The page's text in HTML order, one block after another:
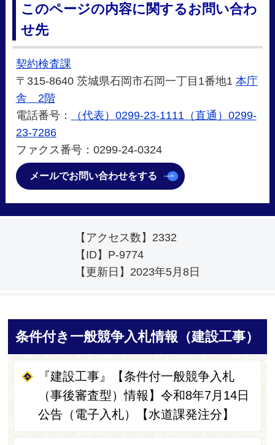
このページの内容に関するお問い合わ
せ先
契約検査課
〒315-8640 茨城県石岡市石岡一丁目1番地1 本庁
舎 2階
電話番号：
（代表）0299-23-1111（直通）0299-
23-7286
ファクス番号：0299-24-0324
メールでお問い合わせをする
【アクセス数】 2332
【ID】 P-9774
【更新日】 2023年5月8日
条件付き一般競争入札情報（建設工事）
『建設工事』【条件付一般競争入札
（事後審査型）情報】令和8年7月14日
公告（電子入札）【水道課発注分】